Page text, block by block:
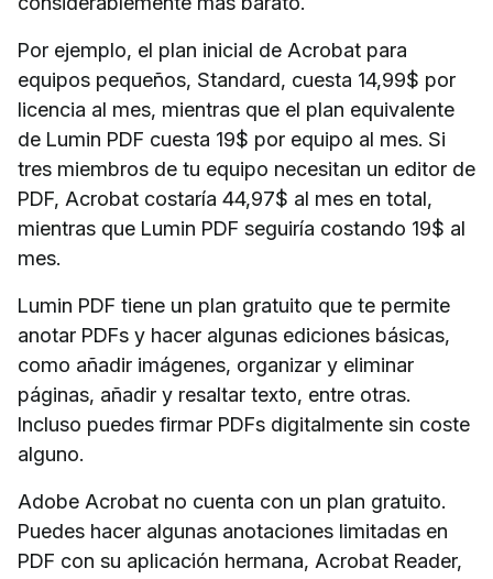
Por ejemplo, el plan inicial de Acrobat para
equipos pequeños, Standard, cuesta 14,99$ por
licencia al mes, mientras que el plan equivalente
de Lumin PDF cuesta 19$ por equipo al mes. Si
tres miembros de tu equipo necesitan un editor de
PDF, Acrobat costaría 44,97$ al mes en total,
mientras que Lumin PDF seguiría costando 19$ al
mes.
Lumin PDF tiene un plan gratuito que te permite
anotar PDFs y hacer algunas ediciones básicas,
como añadir imágenes, organizar y eliminar
páginas, añadir y resaltar texto, entre otras.
Incluso puedes firmar PDFs digitalmente sin coste
alguno.
Adobe Acrobat no cuenta con un plan gratuito.
Puedes hacer algunas anotaciones limitadas en
PDF con su aplicación hermana, Acrobat Reader,